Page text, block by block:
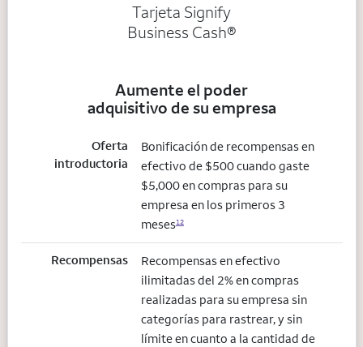
Tarjeta Signify
Business Cash®
Aumente el poder
adquisitivo de su empresa
Oferta
introductoria
Bonificación de recompensas en
efectivo de $500 cuando gaste
$5,000 en compras para su
empresa en los primeros 3
meses12
Recompensas
Recompensas en efectivo
ilimitadas del 2% en compras
realizadas para su empresa sin
categorías para rastrear, y sin
límite en cuanto a la cantidad de